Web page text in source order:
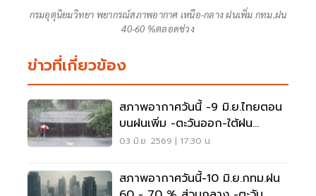
กรมอุตุนิยมวิทยา พยากรณ์สภาพอากาศ เหนือ-กลาง ฝนเพิ่ม กทม.ฝน
40-60 %ตลอดช่วง
ข่าวที่เกี่ยวข้อง
สภาพอากาศวันนี้ -9 มิ.ย.ไทยตอน
บนฝนเพิ่ม -ตะวันออก-ใต้ฝน
ตกหนักบางพื้นที่
03 มิ.ย. 2569 | 17:30 น.
สภาพอากาศวันนี้-10 มิ.ย.กทม.ฝน